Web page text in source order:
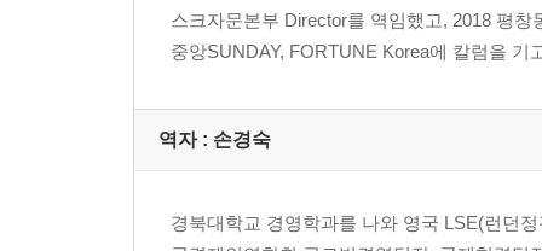
스크자문본부 Director를 역임했고, 2018 평
중앙SUNDAY, FORTUNE Korea에 칼럼을
역자 : 손경숙
경북대학교 경영학과를 나와 영국 LSE(런던